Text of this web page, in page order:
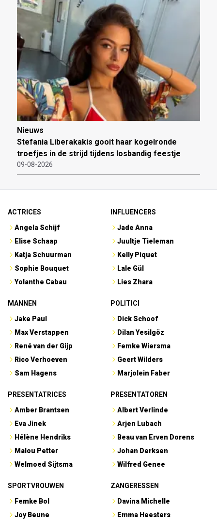
Nieuws
Stefania Liberakakis gooit haar kogelronde
troefjes in de strijd tijdens losbandig feestje
09-08-2026
ACTRICES
Angela Schijf
Elise Schaap
Katja Schuurman
Sophie Bouquet
Yolanthe Cabau
INFLUENCERS
Jade Anna
Juultje Tieleman
Kelly Piquet
Lale Gül
Lies Zhara
MANNEN
Jake Paul
Max Verstappen
René van der Gijp
Rico Verhoeven
Sam Hagens
POLITICI
Dick Schoof
Dilan Yesilgöz
Femke Wiersma
Geert Wilders
Marjolein Faber
PRESENTATRICES
Amber Brantsen
Eva Jinek
Hélène Hendriks
Malou Petter
Welmoed Sijtsma
PRESENTATOREN
Albert Verlinde
Arjen Lubach
Beau van Erven Dorens
Johan Derksen
Wilfred Genee
SPORTVROUWEN
Femke Bol
Joy Beune
ZANGERESSEN
Davina Michelle
Emma Heesters